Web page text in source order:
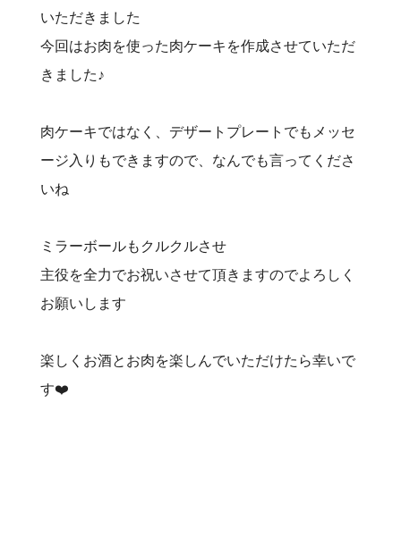
いただきました
今回はお肉を使った肉ケーキを作成させていただ
きました♪
肉ケーキではなく、デザートプレートでもメッセ
ージ入りもできますので、なんでも言ってくださ
いね
ミラーボールもクルクルさせ
主役を全力でお祝いさせて頂きますのでよろしく
お願いします
楽しくお酒とお肉を楽しんでいただけたら幸いで
す❤️